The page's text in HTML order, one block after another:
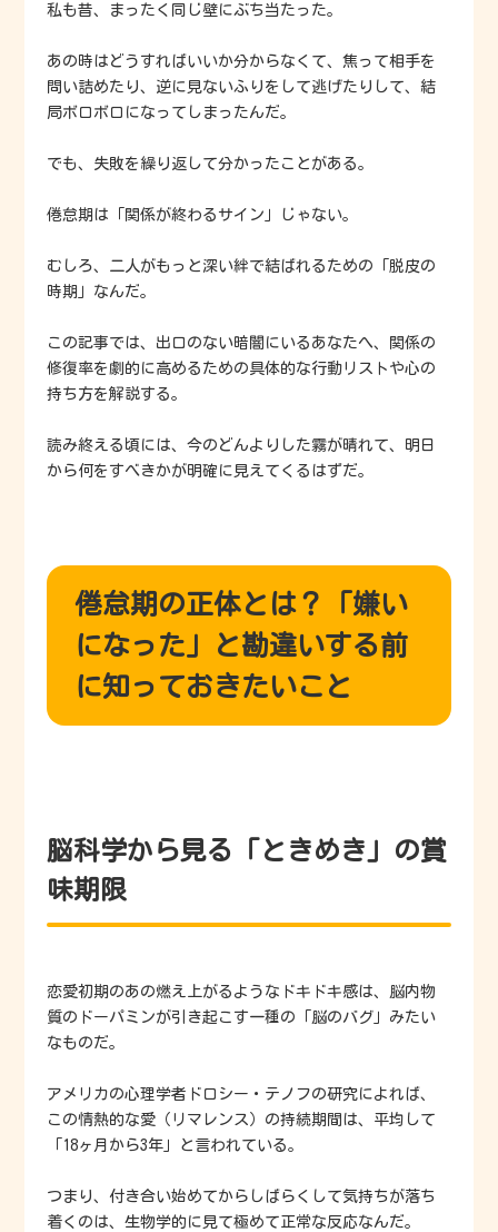
私も昔、まったく同じ壁にぶち当たった。
あの時はどうすればいいか分からなくて、焦って相手を
問い詰めたり、逆に見ないふりをして逃げたりして、結
局ボロボロになってしまったんだ。
でも、失敗を繰り返して分かったことがある。
倦怠期は「関係が終わるサイン」じゃない。
むしろ、二人がもっと深い絆で結ばれるための「脱皮の
時期」なんだ。
この記事では、出口のない暗闇にいるあなたへ、関係の
修復率を劇的に高めるための具体的な行動リストや心の
持ち方を解説する。
読み終える頃には、今のどんよりした霧が晴れて、明日
から何をすべきかが明確に見えてくるはずだ。
倦怠期の正体とは？「嫌い
になった」と勘違いする前
に知っておきたいこと
脳科学から見る「ときめき」の賞
味期限
恋愛初期のあの燃え上がるようなドキドキ感は、脳内物
質のドーパミンが引き起こす一種の「脳のバグ」みたい
なものだ。
アメリカの心理学者ドロシー・テノフの研究によれば、
この情熱的な愛（リマレンス）の持続期間は、平均して
「18ヶ月から3年」と言われている。
つまり、付き合い始めてからしばらくして気持ちが落ち
着くのは、生物学的に見て極めて正常な反応なんだ。